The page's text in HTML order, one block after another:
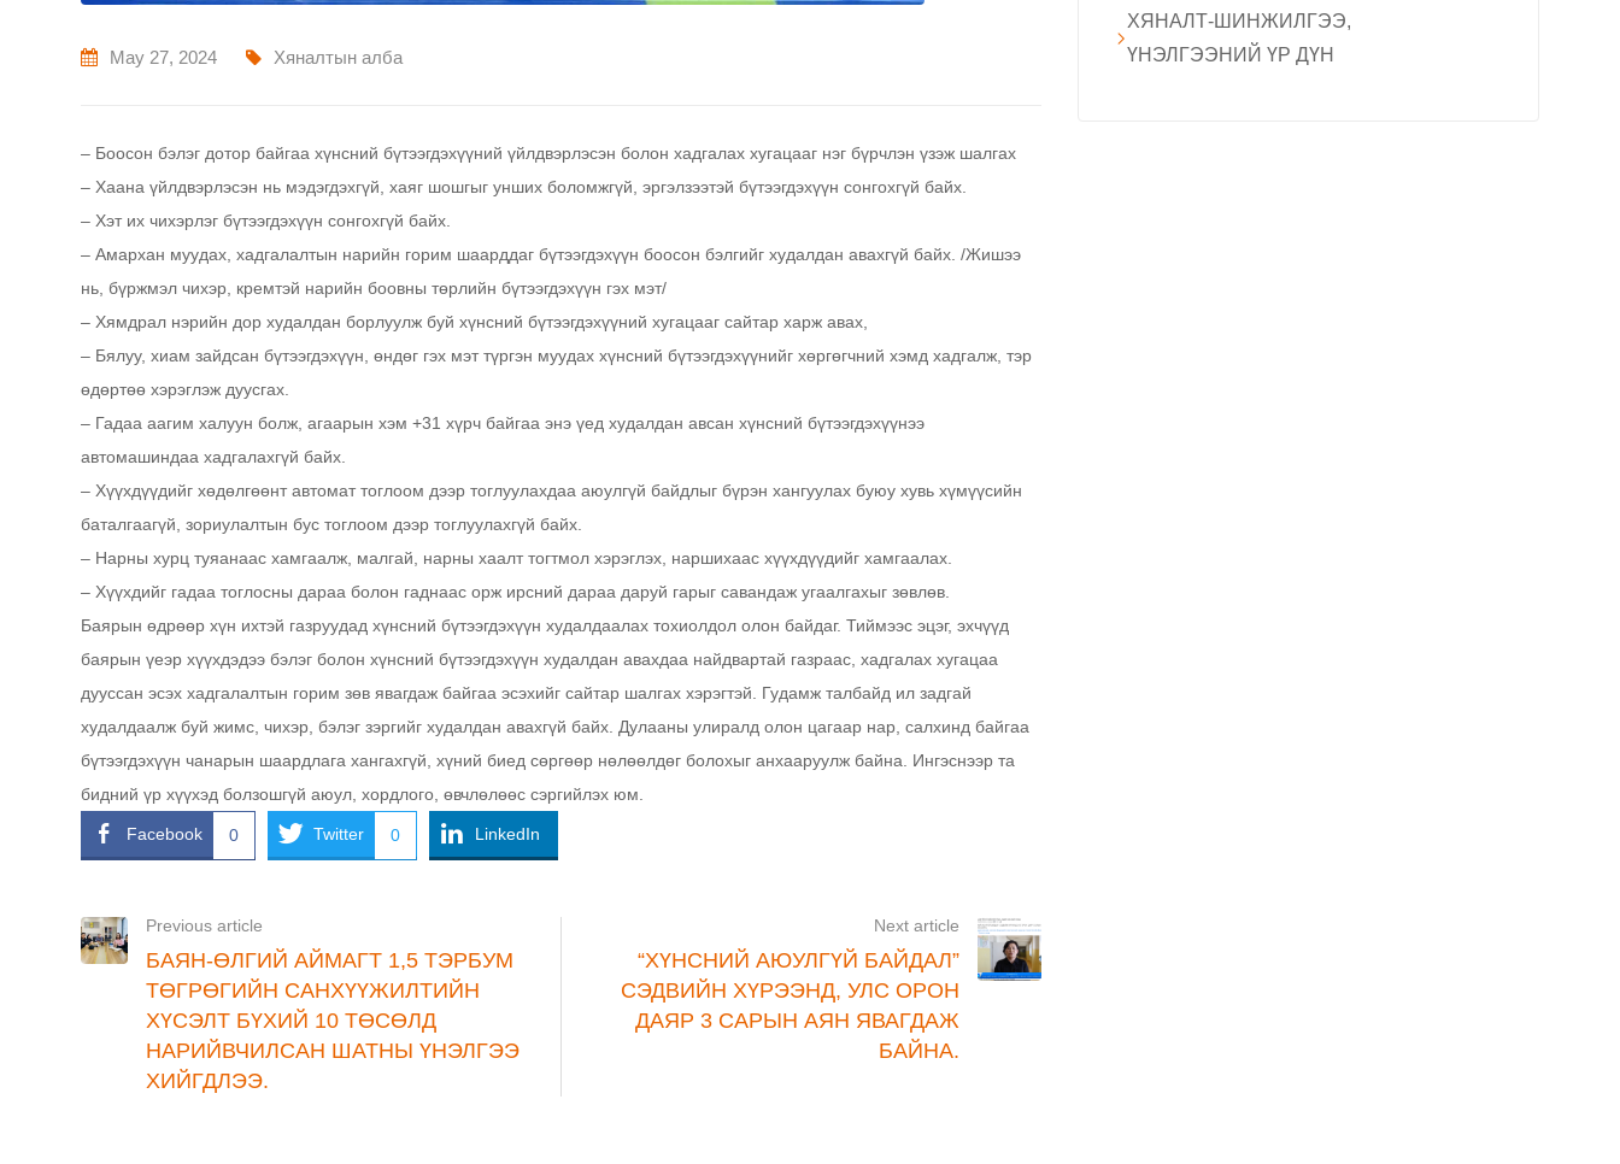
May 27, 2024 Хяналтын алба
– Боосон бэлэг дотор байгаа хүнсний бүтээгдэхүүний үйлдвэрлэсэн болон хадгалах хугацааг нэг бүрчлэн үзэж шалгах
– Хаана үйлдвэрлэсэн нь мэдэгдэхгүй, хаяг шошгыг унших боломжгүй, эргэлзээтэй бүтээгдэхүүн сонгохгүй байх.
– Хэт их чихэрлэг бүтээгдэхүүн сонгохгүй байх.
– Амархан муудах, хадгалалтын нарийн горим шаарддаг бүтээгдэхүүн боосон бэлгийг худалдан авахгүй байх. /Жишээ
нь, бүржмэл чихэр, кремтэй нарийн боовны төрлийн бүтээгдэхүүн гэх мэт/
– Хямдрал нэрийн дор худалдан борлуулж буй хүнсний бүтээгдэхүүний хугацааг сайтар харж авах,
– Бялуу, хиам зайдсан бүтээгдэхүүн, өндөг гэх мэт түргэн муудах хүнсний бүтээгдэхүүнийг хөргөгчний хэмд хадгалж, тэр
өдөртөө хэрэглэж дуусгах.
– Гадаа аагим халуун болж, агаарын хэм +31 хүрч байгаа энэ үед худалдан авсан хүнсний бүтээгдэхүүнээ
автомашиндаа хадгалахгүй байх.
– Хүүхдүүдийг хөдөлгөөнт автомат тоглоом дээр тоглуулахдаа аюулгүй байдлыг бүрэн хангуулах буюу хувь хүмүүсийн
баталгаагүй, зориулалтын бус тоглоом дээр тоглуулахгүй байх.
– Нарны хурц туяанаас хамгаалж, малгай, нарны хаалт тогтмол хэрэглэх, наршихаас хүүхдүүдийг хамгаалах.
– Хүүхдийг гадаа тоглосны дараа болон гаднаас орж ирсний дараа даруй гарыг савандаж угаалгахыг зөвлөв.
Баярын өдрөөр хүн ихтэй газруудад хүнсний бүтээгдэхүүн худалдаалах тохиолдол олон байдаг. Тиймээс эцэг, эхчүүд
баярын үеэр хүүхдэдээ бэлэг болон хүнсний бүтээгдэхүүн худалдан авахдаа найдвартай газраас, хадгалах хугацаа
дууссан эсэх хадгалалтын горим зөв явагдаж байгаа эсэхийг сайтар шалгах хэрэгтэй. Гудамж талбайд ил задгай
худалдаалж буй жимс, чихэр, бэлэг зэргийг худалдан авахгүй байх. Дулааны улиралд олон цагаар нар, салхинд байгаа
бүтээгдэхүүн чанарын шаардлага хангахгүй, хүний биед сөргөөр нөлөөлдөг болохыг анхааруулж байна. Ингэснээр та
бидний үр хүүхэд болзошгүй аюул, хордлого, өвчлөлөөс сэргийлэх юм.
Facebook 0 Twitter 0 LinkedIn
Previous article
БАЯН-ӨЛГИЙ АЙМАГТ 1,5 ТЭРБУМ
ТӨГРӨГИЙН САНХҮҮЖИЛТИЙН
ХҮСЭЛТ БҮХИЙ 10 ТӨСӨЛД
НАРИЙВЧИЛСАН ШАТНЫ ҮНЭЛГЭЭ
ХИЙГДЛЭЭ.
Next article
“ХҮНСНИЙ АЮУЛГҮЙ БАЙДАЛ”
СЭДВИЙН ХҮРЭЭНД, УЛС ОРОН
ДАЯР 3 САРЫН АЯН ЯВАГДАЖ
БАЙНА.
ХЯНАЛТ-ШИНЖИЛГЭЭ,
ҮНЭЛГЭЭНИЙ ҮР ДҮН